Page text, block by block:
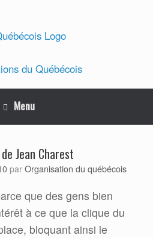
Menu
Jean Charest
par Organisation du québécois
que des gens bien
à ce que la clique du
bloquant ainsi le